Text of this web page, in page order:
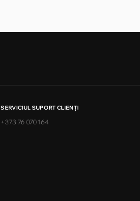
SERVICIUL SUPORT CLIENŢI
+373 76 070 164